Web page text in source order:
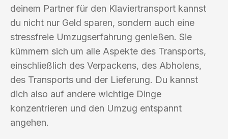
deinem Partner für den Klaviertransport kannst
du nicht nur Geld sparen, sondern auch eine
stressfreie Umzugserfahrung genießen. Sie
kümmern sich um alle Aspekte des Transports,
einschließlich des Verpackens, des Abholens,
des Transports und der Lieferung. Du kannst
dich also auf andere wichtige Dinge
konzentrieren und den Umzug entspannt
angehen.